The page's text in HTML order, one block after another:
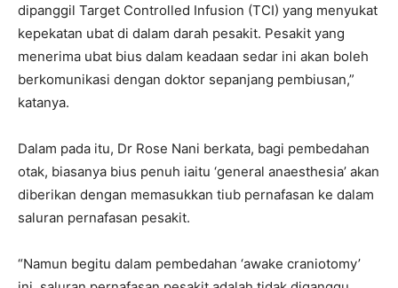
dipanggil Target Controlled Infusion (TCI) yang menyukat
kepekatan ubat di dalam darah pesakit. Pesakit yang
menerima ubat bius dalam keadaan sedar ini akan boleh
berkomunikasi dengan doktor sepanjang pembiusan,”
katanya.
Dalam pada itu, Dr Rose Nani berkata, bagi pembedahan
otak, biasanya bius penuh iaitu ‘general anaesthesia’ akan
diberikan dengan memasukkan tiub pernafasan ke dalam
saluran pernafasan pesakit.
“Namun begitu dalam pembedahan ‘awake craniotomy’